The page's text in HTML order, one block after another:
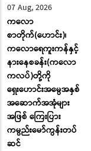
07 Aug, 2026
ကလော
စာတိုက်(ဟောင်း)၊
ကလောရေကူးကန်နှင့်
နားနေစခန်း(ကလော
ကလပ်)တို့ကို
ရှေးဟောင်းအမွေအနှစ်
အဆောက်အအုံများ
အဖြစ် ကြေးပြား
ကမ္ပည်းမော်ကွန်းတပ်
ဆင်